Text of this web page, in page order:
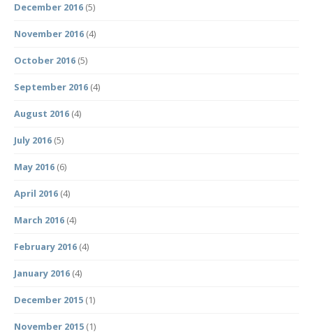
December 2016 (5)
November 2016 (4)
October 2016 (5)
September 2016 (4)
August 2016 (4)
July 2016 (5)
May 2016 (6)
April 2016 (4)
March 2016 (4)
February 2016 (4)
January 2016 (4)
December 2015 (1)
November 2015 (1)